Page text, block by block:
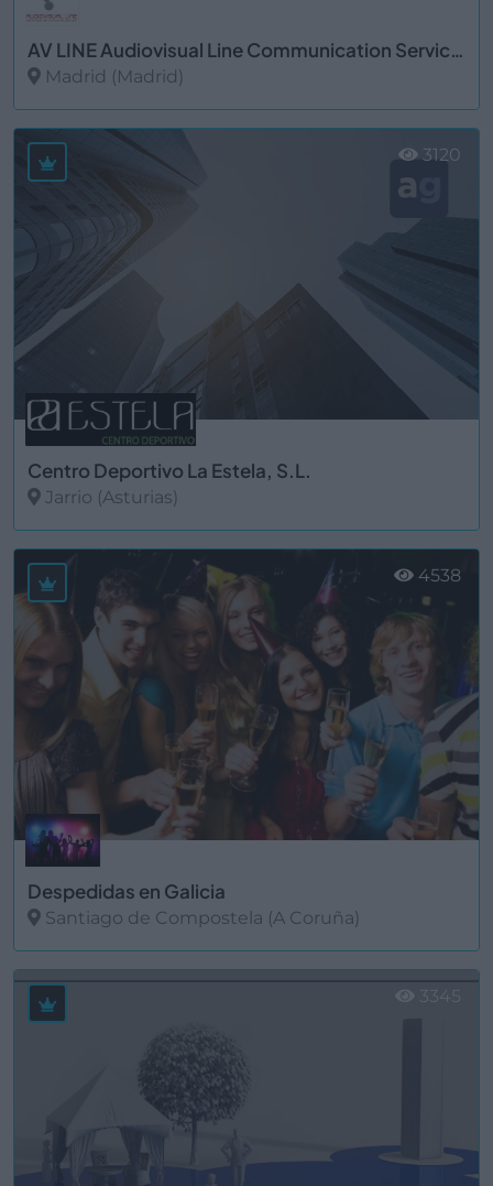
AV LINE Audiovisual Line Communication Services
Madrid (Madrid)
Centro Deportivo La Estela, S.L.
Jarrio (Asturias)
3120
Despedidas en Galicia
Santiago de Compostela (A Coruña)
4538